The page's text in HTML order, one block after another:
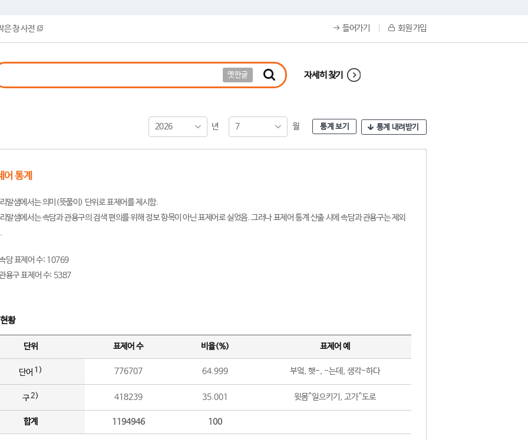
은 창 사전 들어가기 회원 가입
옛한글 자세히 찾기
2026 년 7 월 통계 보기 통계 내려받기
어 통계
말샘에서는 의미(뜻풀이) 단위로 표제어를 제시함.
말샘에서는 속담과 관용구의 검색 편의를 위해 정보 항목이 아닌 표제어로 실었음. 그러나 표제어 통계 산출 시에 속담과 관용구는 제외
담 표제어 수: 10769
용구 표제어 수: 5387
황
단위 표제어 수 비율(%) 표제어 예
단어 1) 776707 64.999 부엌, 햇-, -는데, 생각-하다
구2) 418239 35.001 윗몸^일으키기, 고가^도로
합계 1194946 100